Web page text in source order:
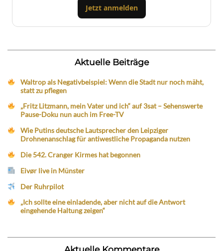
Jetzt anmelden
Aktuelle Beiträge
Waltrop als Negativbeispiel: Wenn die Stadt nur noch mäht,
statt zu pflegen
„Fritz Litzmann, mein Vater und ich“ auf 3sat – Sehenswerte
Pause-Doku nun auch im Free-TV
Wie Putins deutsche Lautsprecher den Leipziger
Drohnenanschlag für antiwestliche Propaganda nutzen
Die 542. Cranger Kirmes hat begonnen
Eivør live in Münster
Der Ruhrpilot
„Ich sollte eine einladende, aber nicht auf die Antwort
eingehende Haltung zeigen“